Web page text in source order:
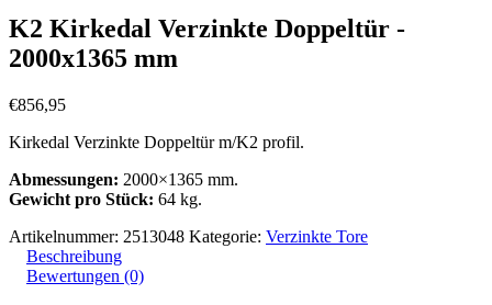
K2 Kirkedal Verzinkte Doppeltür -
2000x1365 mm
€856,95
Kirkedal Verzinkte Doppeltür m/K2 profil.
Abmessungen: 2000×1365 mm.
Gewicht pro Stück: 64 kg.
Artikelnummer: 2513048 Kategorie: Verzinkte Tore
Beschreibung
Bewertungen (0)